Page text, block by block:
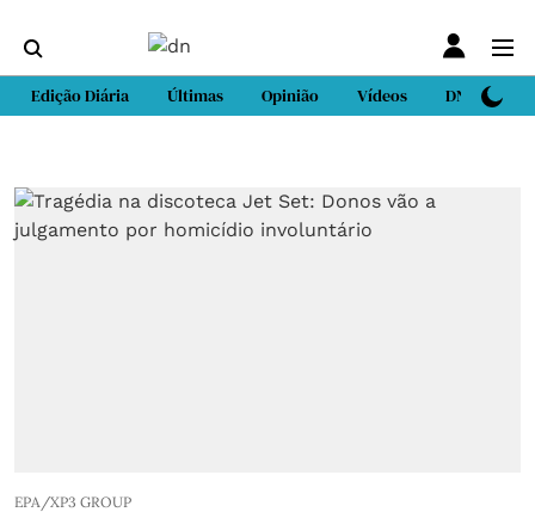
Edição Diária Últimas Opinião Vídeos DN Sport
EPA/XP3 GROUP